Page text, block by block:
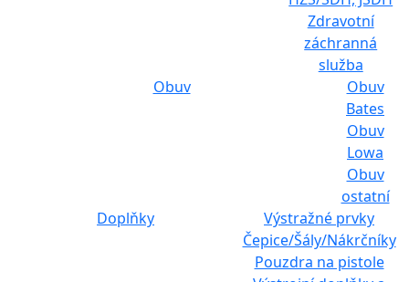
Zdravotní
záchranná
služba
Obuv
Obuv
Bates
Obuv
Lowa
Obuv
ostatní
Doplňky
Výstražné prvky
Čepice/Šály/Nákrčníky
Pouzdra na pistole